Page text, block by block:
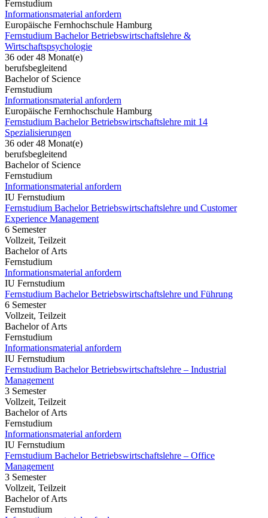
Fernstudium
Informationsmaterial anfordern
Europäische Fernhochschule Hamburg
Fernstudium Bachelor Betriebswirtschaftslehre &
Wirtschaftspsychologie
36 oder 48 Monat(e)
berufsbegleitend
Bachelor of Science
Fernstudium
Informationsmaterial anfordern
Europäische Fernhochschule Hamburg
Fernstudium Bachelor Betriebswirtschaftslehre mit 14
Spezialisierungen
36 oder 48 Monat(e)
berufsbegleitend
Bachelor of Science
Fernstudium
Informationsmaterial anfordern
IU Fernstudium
Fernstudium Bachelor Betriebswirtschaftslehre und Customer
Experience Management
6 Semester
Vollzeit, Teilzeit
Bachelor of Arts
Fernstudium
Informationsmaterial anfordern
IU Fernstudium
Fernstudium Bachelor Betriebswirtschaftslehre und Führung
6 Semester
Vollzeit, Teilzeit
Bachelor of Arts
Fernstudium
Informationsmaterial anfordern
IU Fernstudium
Fernstudium Bachelor Betriebswirtschaftslehre – Industrial
Management
3 Semester
Vollzeit, Teilzeit
Bachelor of Arts
Fernstudium
Informationsmaterial anfordern
IU Fernstudium
Fernstudium Bachelor Betriebswirtschaftslehre – Office
Management
3 Semester
Vollzeit, Teilzeit
Bachelor of Arts
Fernstudium